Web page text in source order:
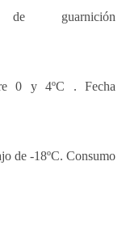
guarnición
0 y 4ºC . Fecha
de -18ºC. Consumo